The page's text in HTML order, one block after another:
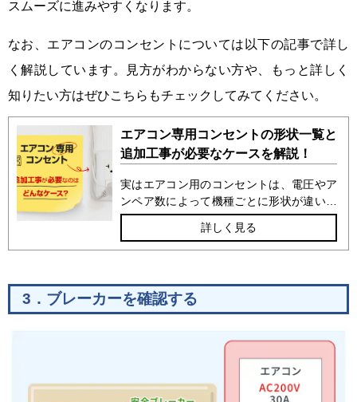
スムーズに進みやすくなります。
なお、エアコンのコンセントについては以下の記事で詳し
く解説しています。見方がわからない方や、もっと詳しく
知りたい方はぜひこちらもチェックしてみてください。
エアコン専用コンセントの形状一覧と
追加工事が必要なケースを解説！
実はエアコン用のコンセントは、電圧やア
ンペア数によって機種ごとに形状が違いま
す。形状が合わないと追加工事が必要にな
ることもあるので、エアコンを買い替える
際はあらかじめコンセントも確認しておき
ントの形状一覧と、追加工事が必要なるパ
ターンについて詳しく解説しています。
詳しく見る
3．ブレーカーを確認する